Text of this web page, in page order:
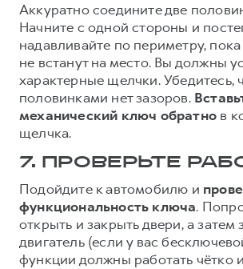
Аккуратно соедините две
Начните с одной стороны и
надавливайте по периметру,
не встанут на место. Вы должны
характерные щелчки. Убедитесь,
половинками нет зазоров.
механический ключ обратно в
щелчка.
7. ПРОВЕРЬТЕ
Подойдите к автомобилю и
функциональность ключа.
открыть и закрыть двери, а затем
двигатель (если у вас
функции должны работать чётко